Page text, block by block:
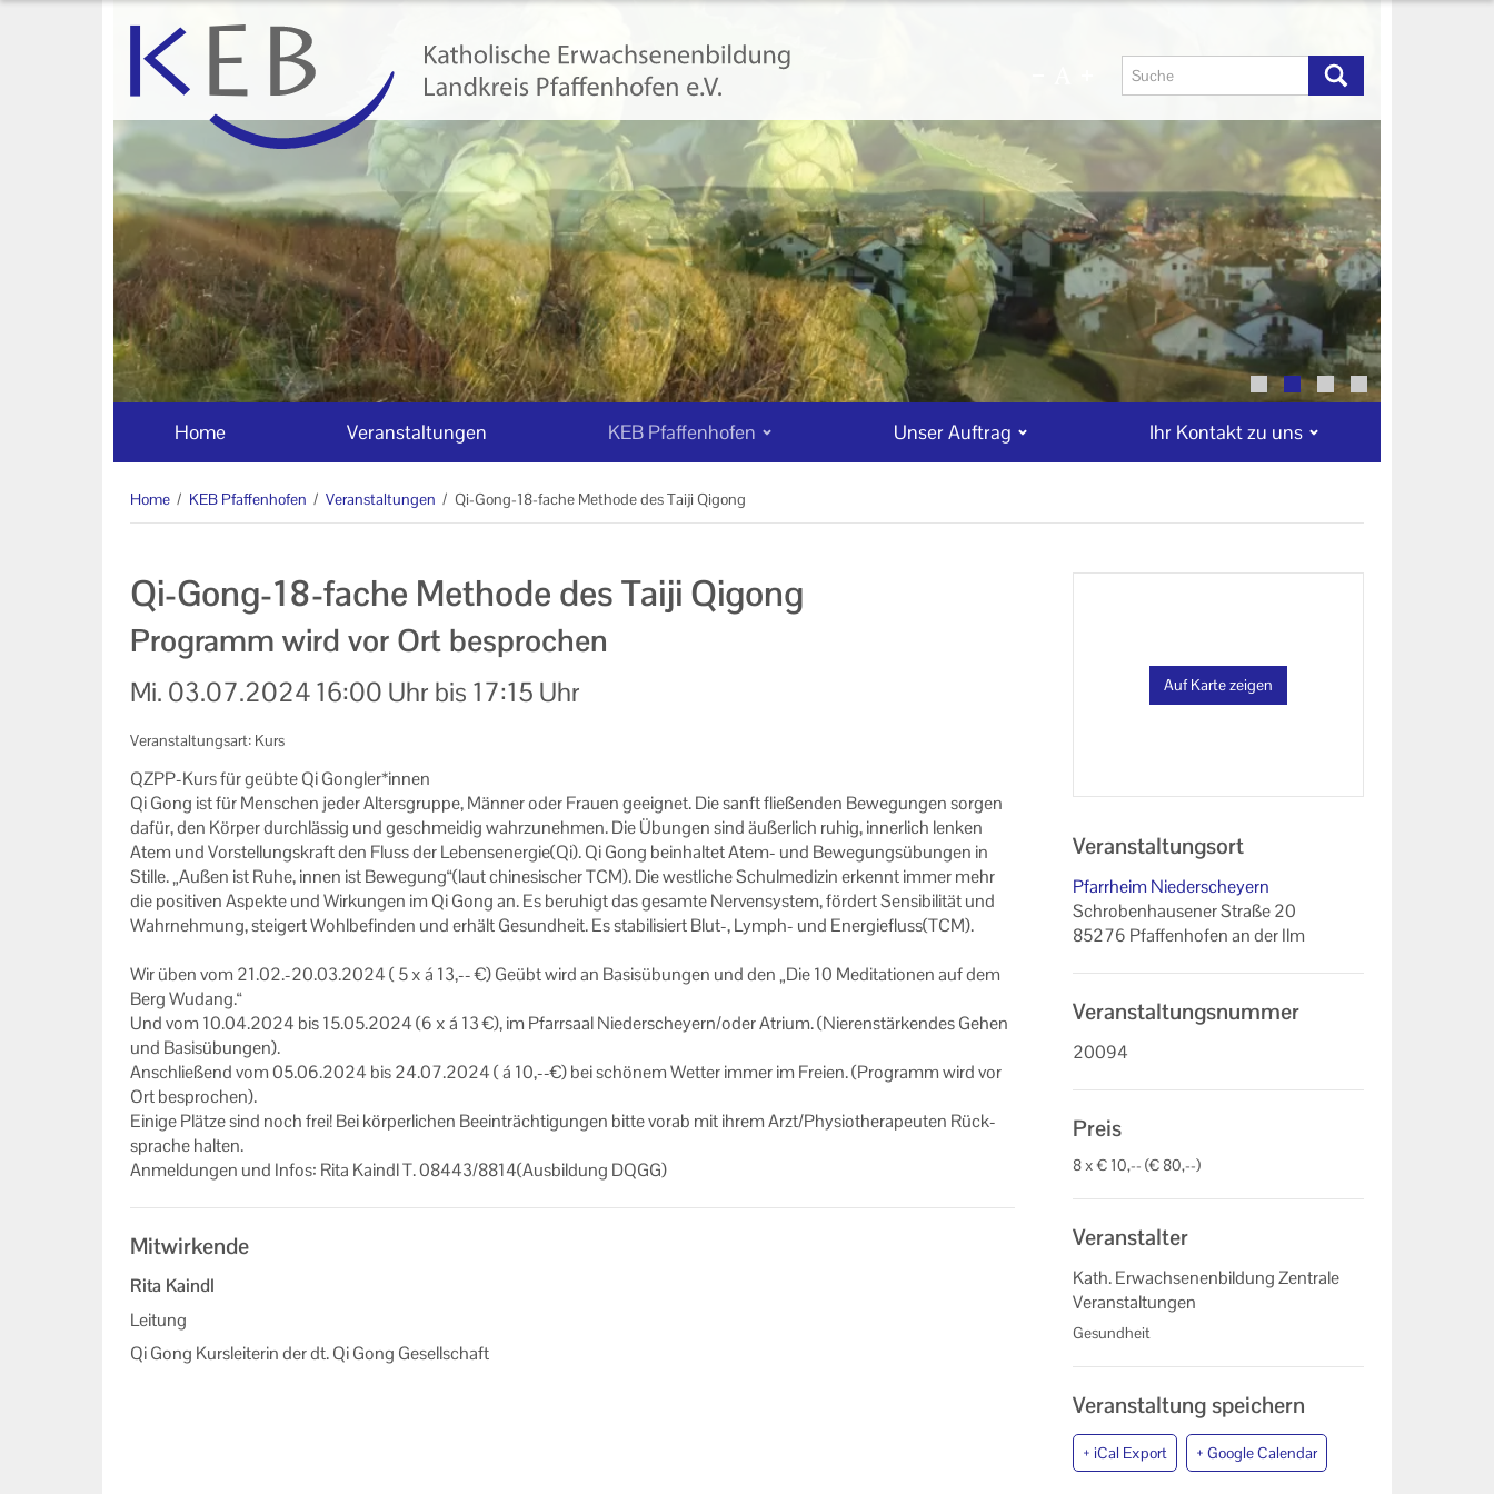
Home Veranstaltungen KEB Pfaffenhofen Unser Auftrag Ihr Kontakt zu uns
Home / KEB Pfaffenhofen / Veranstaltungen / Qi-Gong-18-fache Methode des Taiji Qigong
Qi-Gong-18-fache Methode des Taiji Qigong
Programm wird vor Ort besprochen
Mi. 03.07.202416:00 Uhr bis 17:15 Uhr
Veranstaltungsart: Kurs
QZPP-​Kurs für ge­üb­te Qi Gongler*innen
Qi Gong ist für Men­schen jeder Al­ters­grup­pe, Män­ner oder Frau­en ge­eig­net. Die sanft flie­ßen­den Be­we­gun­gen sor­gen
dafür, den Kör­per durch­läs­sig und ge­schmei­dig wahr­zu­neh­men. Die Übun­gen sind äu­ßer­lich ruhig, in­ner­lich len­ken
Atem und Vor­stel­lungs­kraft den Fluss der Le­bens­en­er­gie(Qi). Qi Gong be­inhal­tet Atem- und Be­we­gungs­übun­gen in
Stil­le. „Außen ist Ruhe, innen ist Be­we­gung“(laut chi­ne­si­scher TCM). Die west­li­che Schul­me­di­zin er­kennt immer mehr
die po­si­ti­ven Aspek­te und Wir­kun­gen im Qi Gong an. Es be­ru­higt das ge­sam­te Ner­ven­sys­tem, för­dert Sen­si­bi­li­tät und
Wahr­neh­mung, stei­gert Wohl­be­fin­den und er­hält Ge­sund­heit. Es sta­bi­li­siert Blut-, Lymph-​ und En­er­gie­fluss(TCM).
Wir üben vom 21.02.-20.03.2024 ( 5 x á 13,-- €) Geübt wird an Ba­sis­übun­gen und den „Die 10 Me­di­ta­tio­nen auf dem
Berg Wu­dang.“
Und vom 10.04.2024 bis 15.05.2024 (6 x á 13 €), im Pfarr­saal Nie­der­sche­yern/oder Atri­um. (Nie­ren­stär­ken­des Gehen
und Ba­sis­übun­gen).
An­schlie­ßend vom 05.06.2024 bis 24.07.2024 ( á 10,--€) bei schö­nem Wet­ter immer im Frei­en. (Pro­gramm wird vor
Ort be­spro­chen).
Ei­ni­ge Plät­ze sind noch frei! Bei kör­per­li­chen Be­ein­träch­ti­gun­gen bitte vorab mit ihrem Arzt/Phy­sio­the­ra­peu­ten Rück­
spra­che hal­ten.
An­mel­dun­gen und Infos: Rita Kaindl T. 08443/8814(Aus­bil­dung DQGG)
Mitwirkende
Rita Kaindl
Leitung
Qi Gong Kursleiterin der dt. Qi Gong Gesellschaft
Auf Karte zeigen
Veranstaltungsort
Pfarrheim Niederscheyern
Schrobenhausener Straße 20
85276 Pfaffenhofen an der Ilm
Veranstaltungsnummer
20094
Preis
8 x € 10,-- (€ 80,--)
Veranstalter
Kath. Erwachsenenbildung Zentrale
Veranstaltungen
Gesundheit
Veranstaltung speichern
+ iCal Export + Google Calendar
Veranstaltungen
KEB Pfaffenhofen
50 Jahre KEB im Landkreis
Geschäftsstelle
Teilnahmebedingungen
Zentralveranstaltungen
Eltern Kind Gruppen
Veranstaltungen der KEB
Online Veranstaltungen
Ihr Kontakt zu uns
Datenschutzerklärung